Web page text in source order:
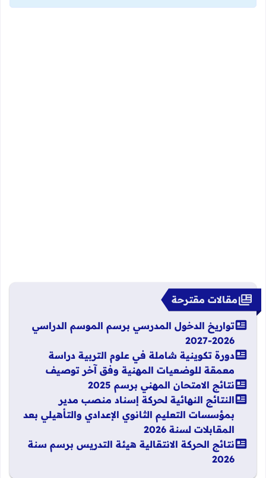
مقالات مقترحة
تواريخ الدخول المدرسي برسم الموسم الدراسي
2026-2027
دورة تكوينية شاملة في علوم التربية دراسة
معمقة للوضعيات المهنية وفق آخر توصيف
نتائج الامتحان المهني برسم 2025
النتائج النهائية لحركة إسناد منصب مدير
بمؤسسات التعليم الثانوي الإعدادي والتأهيلي بعد
المقابلات لسنة 2026
نتائج الحركة الانتقالية هيئة التدريس برسم سنة
2026